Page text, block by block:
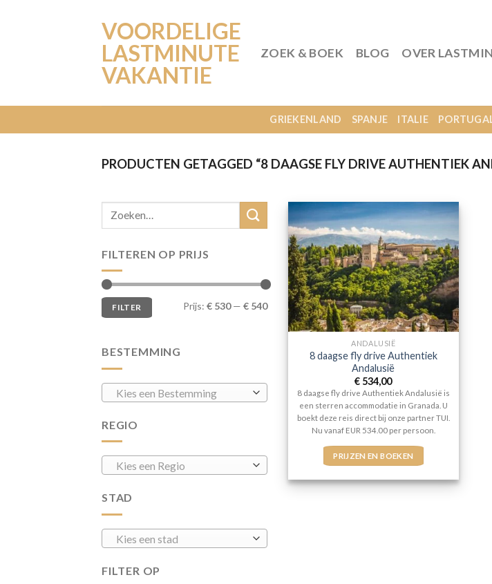
VOORDELIGE
LASTMINUTE
VAKANTIE
ZOEK & BOEK BLOG OVER
GRIEKENLAND SPANJE ITALIE
PRODUCTEN GETAGGED “8 DAAGSE FLY DRIVE AUTHENTIEK
FILTEREN OP PRIJS
Min.
prijs
Max.
prijsFILTER Prijs: € 530— € 540
BESTEMMING
Kies een Bestemming
REGIO
Kies een Regio
STAD
Kies een stad
FILTER OP
ANDALUSIË
8 daagse fly drive Authentiek
Andalusië
€ 534,00
8 daagse fly drive Authentiek Andalusië is
een sterren accommodatie in Granada. U
boekt deze reis direct bij onze partner TUI.
Nu vanaf EUR 534.00 per persoon.
PRIJZEN EN BOEKEN